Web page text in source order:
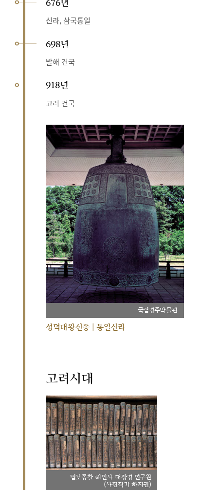
676년
신라, 삼국통일
698년
발해 건국
918년
고려 건국
국립경주박물관
성덕대왕신종 | 통일신라
고려시대
법보종찰 해인사 대장경 연구원
(사진작가 하지권)